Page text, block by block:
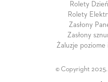
Rolety
Rolety
Zasłony
Zasłony
Żaluzje poziome
© Copyright